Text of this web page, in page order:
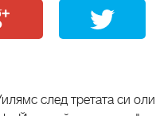
след третата си